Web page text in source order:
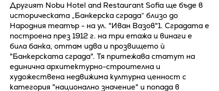
Другият Nobu Hotel and Restaurant Sofia ще бъде в
историческата „Банкерска сграда“ близо до
Народния театър - на ул. "Иван Вазов"1. Сградата е
построена през 1912 г. на три етажа и винаги е
била банка, оттам идва и прозвището ѝ
"Банкерската сграда". Тя притежава статут на
единична архитектурно-строителна и
художествена недвижима културна ценност с
категория "национално значение" и попада в